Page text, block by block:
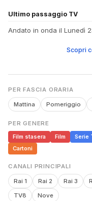
Ultimo passaggio TV
Andato in onda il Lunedì
Scopri
PER FASCIA ORARIA
Mattina Pomeriggio
PER GENERE
Film stasera
Film Serie
Cartoni
CANALI PRINCIPALI
Rai 1 Rai 2 Rai 3
TV8
Nove